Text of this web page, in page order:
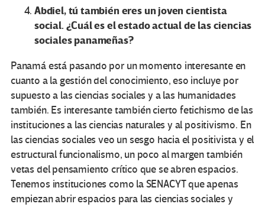
Abdiel, tú también eres un joven cientista
social. ¿Cuál es el estado actual de las ciencias
sociales panameñas?
Panamá está pasando por un momento interesante en
cuanto a la gestión del conocimiento, eso incluye por
supuesto a las ciencias sociales y a las humanidades
también. Es interesante también cierto fetichismo de las
instituciones a las ciencias naturales y al positivismo. En
las ciencias sociales veo un sesgo hacia el positivista y el
estructural funcionalismo, un poco al margen también
vetas del pensamiento crítico que se abren espacios.
Tenemos instituciones como la SENACYT que apenas
empiezan abrir espacios para las ciencias sociales y